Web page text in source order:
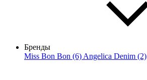
Бренды
Miss Bon Bon (6) Angelica Denim (2)